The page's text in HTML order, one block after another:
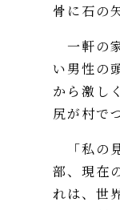
骨に石の
一軒の
い男性の
から激し
尻が村で
「私の
部、現在
れは、世